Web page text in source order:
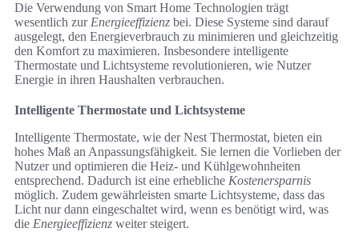
Die Verwendung von Smart Home Technologien trägt
wesentlich zur Energieeffizienz bei. Diese Systeme sind darauf
ausgelegt, den Energieverbrauch zu minimieren und gleichzeitig
den Komfort zu maximieren. Insbesondere intelligente
Thermostate und Lichtsysteme revolutionieren, wie Nutzer
Energie in ihren Haushalten verbrauchen.
Intelligente Thermostate und Lichtsysteme
Intelligente Thermostate, wie der Nest Thermostat, bieten ein
hohes Maß an Anpassungsfähigkeit. Sie lernen die Vorlieben der
Nutzer und optimieren die Heiz- und Kühlgewohnheiten
entsprechend. Dadurch ist eine erhebliche Kostenersparnis
möglich. Zudem gewährleisten smarte Lichtsysteme, dass das
Licht nur dann eingeschaltet wird, wenn es benötigt wird, was
die Energieeffizienz weiter steigert.